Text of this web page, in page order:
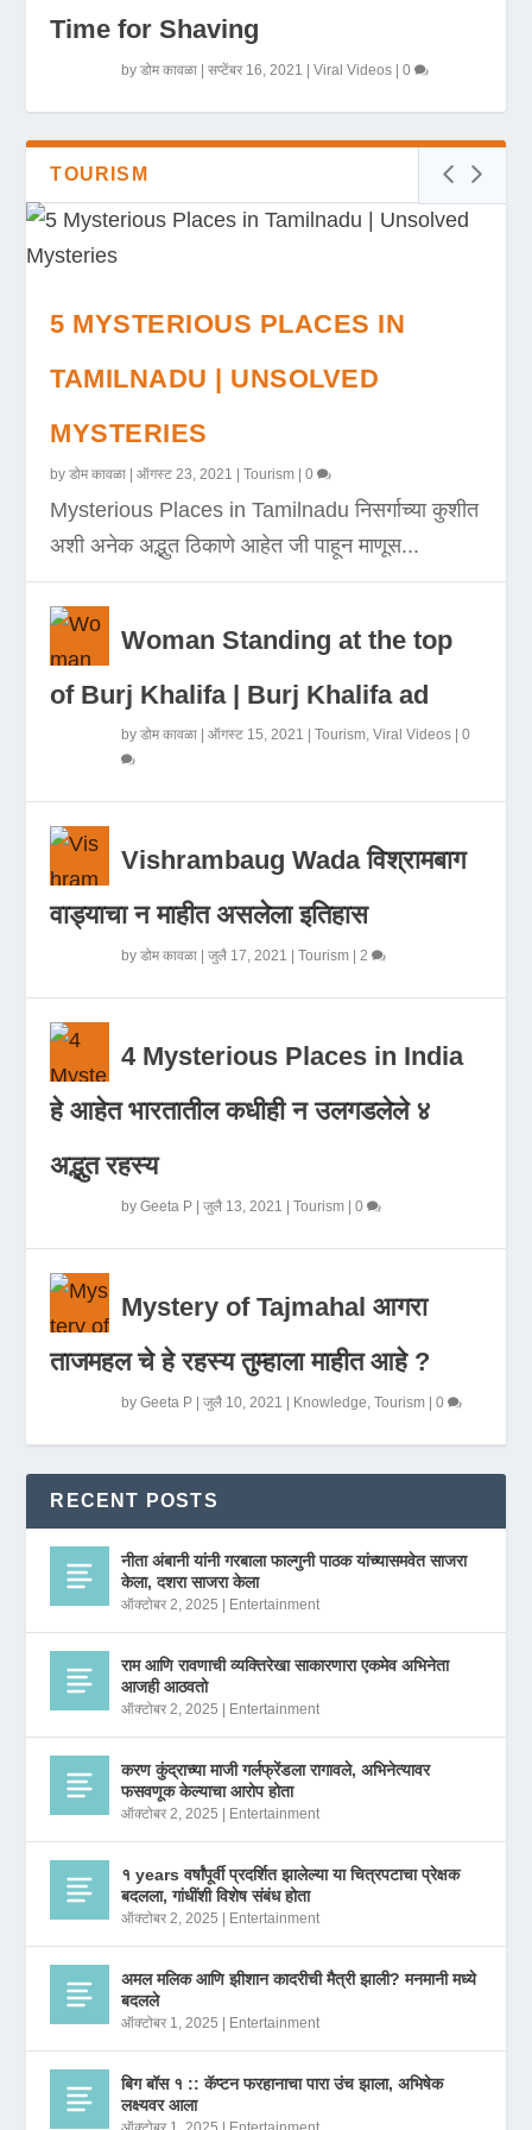
Time for Shaving
byडोम कावळा |सप्टेंबर 16, 2021 |Viral Videos |0
TOURISM
5 MYSTERIOUS PLACES IN
TAMILNADU | UNSOLVED
MYSTERIES
byडोम कावळा |ऑगस्ट 23, 2021 |Tourism |0
Mysterious Places in Tamilnadu निसर्गाच्या कुशीत
अशी अनेक अद्भुत ठिकाणे आहेत जी पाहून माणूस...
Woman Standing at the top
of Burj Khalifa | Burj Khalifa ad
byडोम कावळा |ऑगस्ट 15, 2021 |Tourism ,Viral Videos |0
Vishrambaug Wada विश्रामबाग
वाड्याचा न माहीत असलेला इतिहास
byडोम कावळा |जुलै 17, 2021 |Tourism | 2
4 Mysterious Places in India
हे आहेत भारतातील कधीही न उलगडलेले ४
अद्भुत रहस्य
byGeeta P |जुलै 13, 2021 |Tourism |0
Mystery of Tajmahal आगरा
ताजमहल चे हे रहस्य तुम्हाला माहीत आहे ?
byGeeta P |जुलै 10, 2021 | Knowledge ,Tourism |0
RECENT POSTS
नीता अंबानी यांनी गरबाला फाल्गुनी पाठक यांच्यासमवेत साजरा
केला, दशरा साजरा केला
ऑक्टोबर 2, 2025 | Entertainment
राम आणि रावणाची व्यक्तिरेखा साकारणारा एकमेव अभिनेता
आजही आठवतो
ऑक्टोबर 2, 2025 | Entertainment
करण कुंद्राच्या माजी गर्लफ्रेंडला रागावले, अभिनेत्यावर
फसवणूक केल्याचा आरोप होता
ऑक्टोबर 2, 2025 | Entertainment
१ years वर्षांपूर्वी प्रदर्शित झालेल्या या चित्रपटाचा प्रेक्षक
बदलला, गांधींशी विशेष संबंध होता
ऑक्टोबर 2, 2025 | Entertainment
अमल मलिक आणि झीशान कादरीची मैत्री झाली? मनमानी मध्ये
बदलले
ऑक्टोबर 1, 2025 | Entertainment
बिग बॉस १ :: कॅप्टन फरहानाचा पारा उंच झाला, अभिषेक
लक्ष्यवर आला